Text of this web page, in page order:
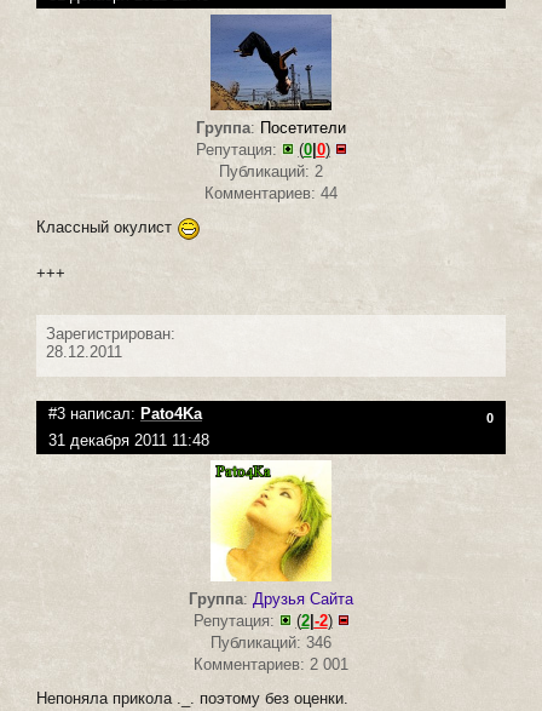
Группа: Посетители
Репутация:
(0| 0)
Публикаций: 2
Комментариев: 44
Классный окулист
+++
Зарегистрирован:
28.12.2011
#3 написал: Pato4Ka 0
31 декабря 2011 11:48
Группа: Друзья Сайта
Репутация:
(2| -2)
Публикаций: 346
Комментариев: 2 001
Непоняла прикола ._. поэтому без оценки.